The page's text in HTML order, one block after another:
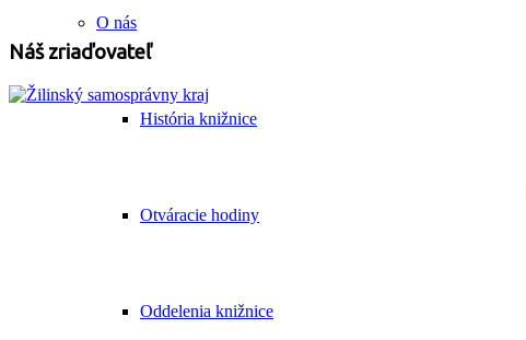
O nás
História knižnice
Otváracie hodiny
Oddelenia knižnice
Náš zriaďovateľ